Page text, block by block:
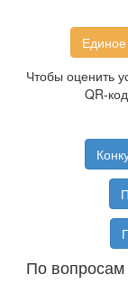
Чтобы оценить
QR-
По